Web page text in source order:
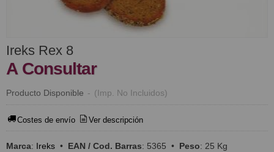
Ireks Rex 8
A Consultar
Producto Disponible - (Imp. No Incluidos)
Costes de envío Ver descripción
Marca: Ireks • EAN / Cod. Barras: 5365 • Peso: 25 Kg